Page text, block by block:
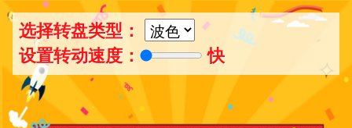
选择转盘类型：
设置转动速度：
快